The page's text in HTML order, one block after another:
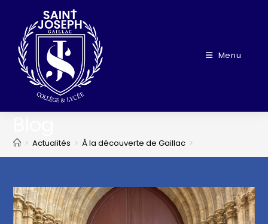
Menu
> Actualités > À la découverte de Gaillac >